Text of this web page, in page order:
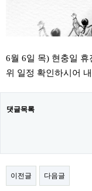
6월 6일 목) 현충일 휴
위 일정 확인하시어
댓글목록
이전글 다음글